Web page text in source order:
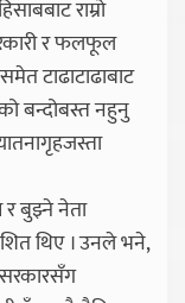
राम्रो
र फलफूल
टाढाटाढाबाट
बन्दोबस्त नहुनु
र बुझ्ने नेता
थिए । उनले भने,